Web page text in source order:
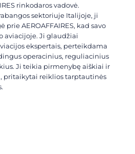
rinkodaros vadovė.
sektoriuje Italijoje, ji
AEROAFFAIRES, kad savo
aviacijoje. Ji glaudžiai
ekspertais, perteikdama
operacinius, reguliacinius
Ji teikia pirmenybę aiškiai ir
pritaikytai reiklios tarptautinės